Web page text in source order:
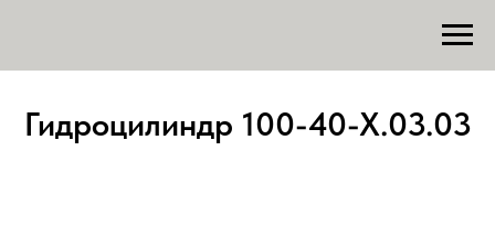
Гидроцилиндр 100-40-Х.03.03